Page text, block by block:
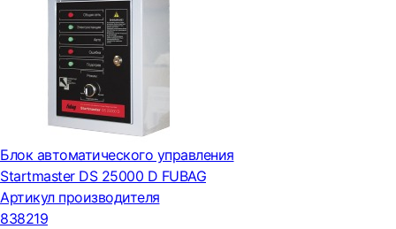
Блок автоматического управления
Startmaster DS 25000 D FUBAG
Артикул производителя
838219